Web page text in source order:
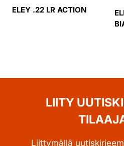
ELEY .22 LR ACTION
LIITY
Liittymällä